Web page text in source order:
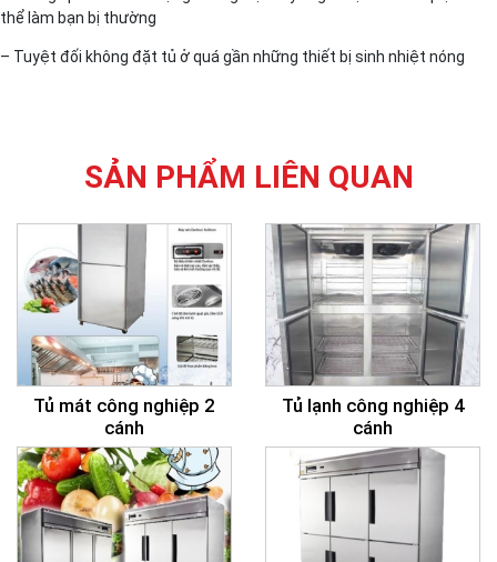
thể làm bạn bị thường
– Tuyệt đối không đặt tủ ở quá gần những thiết bị sinh nhiệt nóng
SẢN PHẨM LIÊN QUAN
Tủ mát công nghiệp 2
cánh
Tủ lạnh công nghiệp 4
cánh